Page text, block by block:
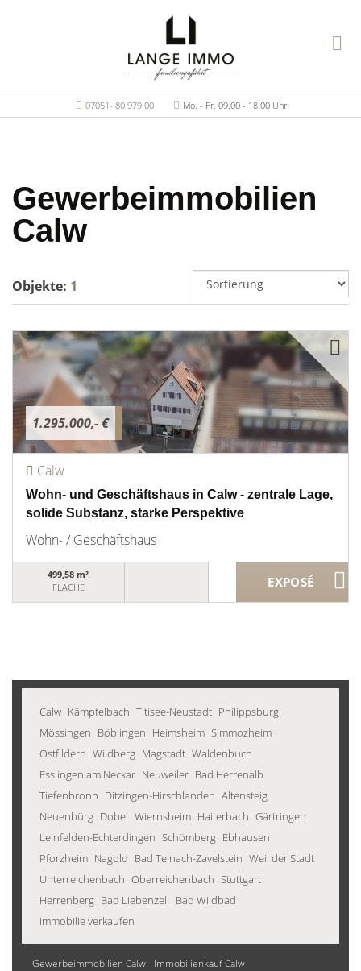
07051- 80 979 00 Mo. - Fr. 09.00 - 18.00 Uhr
Gewerbeimmobilien
Calw
Objekte: 1
1.295.000,- €
Calw
Wohn- und Geschäftshaus in Calw - zentrale Lage,
solide Substanz, starke Perspektive
Wohn- / Geschäftshaus
499,58 m²
FLÄCHE
Calw Kämpfelbach Titisee-Neustadt Philippsburg
Mössingen Böblingen Heimsheim Simmozheim
Ostfildern Wildberg Magstadt Waldenbuch
Esslingen am Neckar Neuweiler Bad Herrenalb
Tiefenbronn Ditzingen-Hirschlanden Altensteig
Neuenbürg Dobel Wiernsheim Haiterbach Gärtringen
Leinfelden-Echterdingen Schömberg Ebhausen
Pforzheim Nagold Bad Teinach-Zavelstein Weil der Stadt
Unterreichenbach Oberreichenbach Stuttgart
Herrenberg Bad Liebenzell Bad Wildbad
Immobilie verkaufen
Gewerbeimmobilien Calw
Immobilienkauf Calw